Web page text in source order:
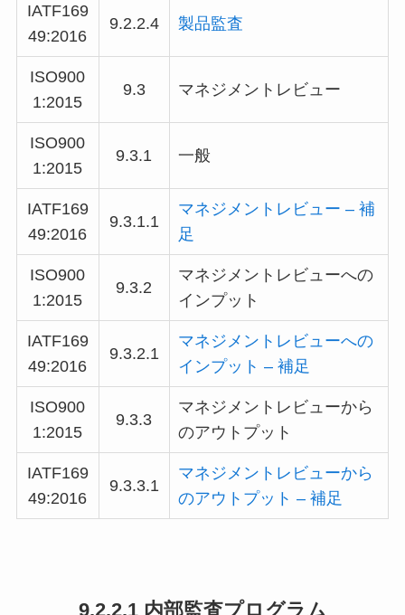
IATF169
49:2016
9.2.2.4 製品監査
ISO900
1:2015
9.3 マネジメントレビュー
ISO900
1:2015
9.3.1 一般
IATF169
49:2016
9.3.1.1
マネジメントレビュー – 補
足
ISO900
1:2015
9.3.2
マネジメントレビューへの
インプット
IATF169
49:2016
9.3.2.1
マネジメントレビューへの
インプット – 補足
ISO900
1:2015
9.3.3
マネジメントレビューから
のアウトプット
IATF169
49:2016
9.3.3.1
マネジメントレビューから
のアウトプット – 補足
9.2.2.1 内部監査プログラム